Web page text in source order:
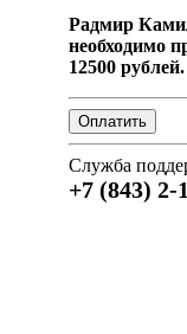
Радмир
необходимо
12500 рублей.
Служба
+7 (843) 2-